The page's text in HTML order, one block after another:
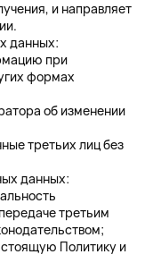
и направляет
данных:
при
формах
об изменении
третьих лиц без
данных:
третьим
Политику и